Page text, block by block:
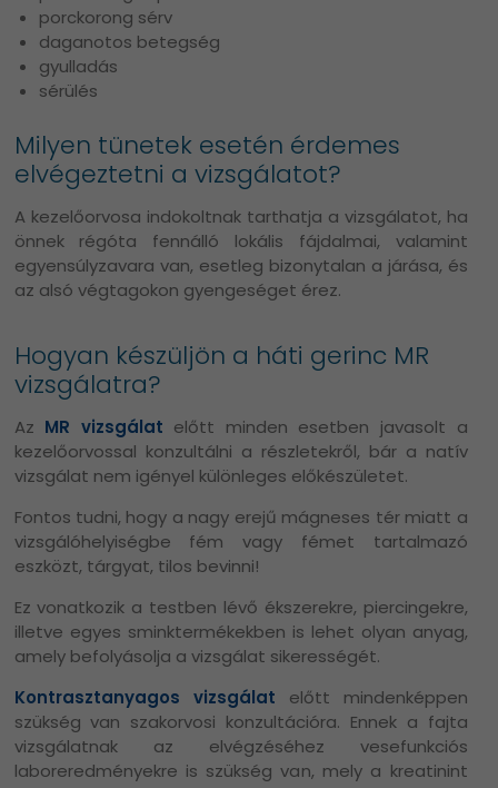
porckorong sérv
daganotos betegség
gyulladás
sérülés
Milyen tünetek esetén érdemes
elvégeztetni a vizsgálatot?
A kezelőorvosa indokoltnak tarthatja a vizsgálatot, ha
önnek régóta fennálló lokális fájdalmai, valamint
egyensúlyzavara van, esetleg bizonytalan a járása, és
az alsó végtagokon gyengeséget érez.
Hogyan készüljön a háti gerinc MR
vizsgálatra?
Az MR vizsgálat előtt minden esetben javasolt a
kezelőorvossal konzultálni a részletekről, bár a natív
vizsgálat nem igényel különleges előkészületet.
Fontos tudni, hogy a nagy erejű mágneses tér miatt a
vizsgálóhelyiségbe fém vagy fémet tartalmazó
eszközt, tárgyat, tilos bevinni!
Ez vonatkozik a testben lévő ékszerekre, piercingekre,
illetve egyes sminktermékekben is lehet olyan anyag,
amely befolyásolja a vizsgálat sikerességét.
Kontrasztanyagos vizsgálat előtt mindenképpen
szükség van szakorvosi konzultációra. Ennek a fajta
vizsgálatnak az elvégzéséhez vesefunkciós
laboreredményekre is szükség van, mely a kreatinint